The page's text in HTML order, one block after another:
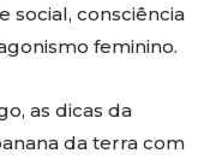
social, consciência
feminino.
as dicas da
da terra com